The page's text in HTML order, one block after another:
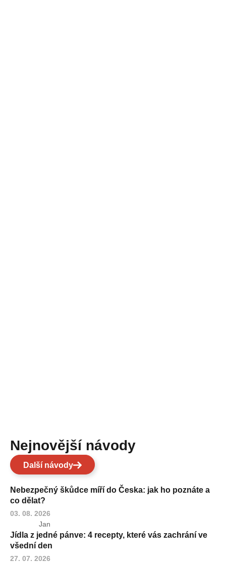
Nejnovější návody
Další návody
Nebezpečný škůdce míří do Česka: jak ho poznáte a
co dělat?
03. 08. 2026
Jan
Jídla z jedné pánve: 4 recepty, které vás zachrání ve
všední den
27. 07. 2026